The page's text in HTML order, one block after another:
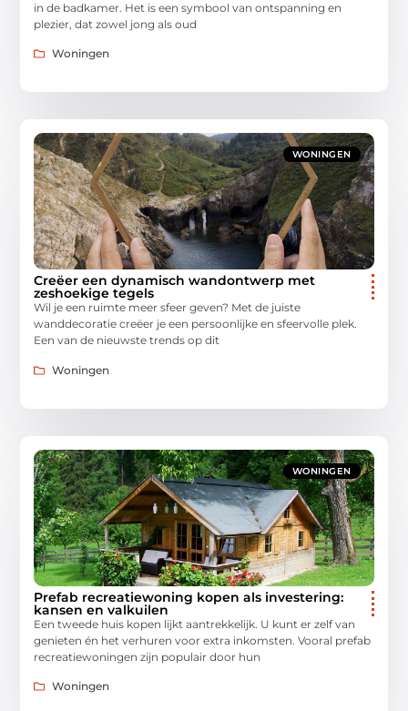
in de badkamer. Het is een symbool van ontspanning en
plezier, dat zowel jong als oud
Woningen
WONINGEN
Creëer een dynamisch wandontwerp met
zeshoekige tegels
Wil je een ruimte meer sfeer geven? Met de juiste
wanddecoratie creëer je een persoonlijke en sfeervolle plek.
Een van de nieuwste trends op dit
Woningen
WONINGEN
Prefab recreatiewoning kopen als investering:
kansen en valkuilen
Een tweede huis kopen lijkt aantrekkelijk. U kunt er zelf van
genieten én het verhuren voor extra inkomsten. Vooral prefab
recreatiewoningen zijn populair door hun
Woningen